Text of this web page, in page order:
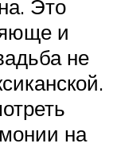
Это
и
не
на